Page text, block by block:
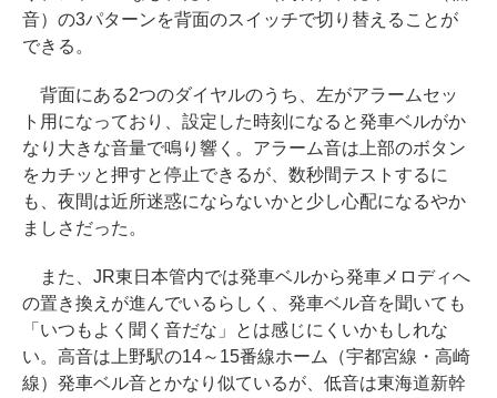
音）の3パターンを背面のスイッチで切り替えることが
できる。
背面にある2つのダイヤルのうち、左がアラームセッ
ト用になっており、設定した時刻になると発車ベルがか
なり大きな音量で鳴り響く。アラーム音は上部のボタン
をカチッと押すと停止できるが、数秒間テストするに
も、夜間は近所迷惑にならないかと少し心配になるやか
ましさだった。
また、JR東日本管内では発車ベルから発車メロディへ
の置き換えが進んでいるらしく、発車ベル音を聞いても
「いつもよく聞く音だな」とは感じにくいかもしれな
い。高音は上野駅の14～15番線ホーム（宇都宮線・高崎
線）発車ベル音とかなり似ているが、低音は東海道新幹